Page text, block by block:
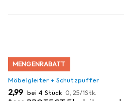
MENGENRABATT
Möbelgleiter + Schutzpuffer
EUR
2,99 bei 4 Stück EUR
0,25/1Stk.